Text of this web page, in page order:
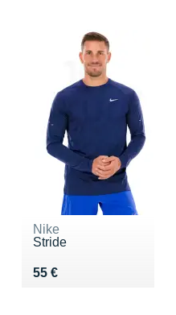
Nike
Stride
55 €
Vendu 55 €